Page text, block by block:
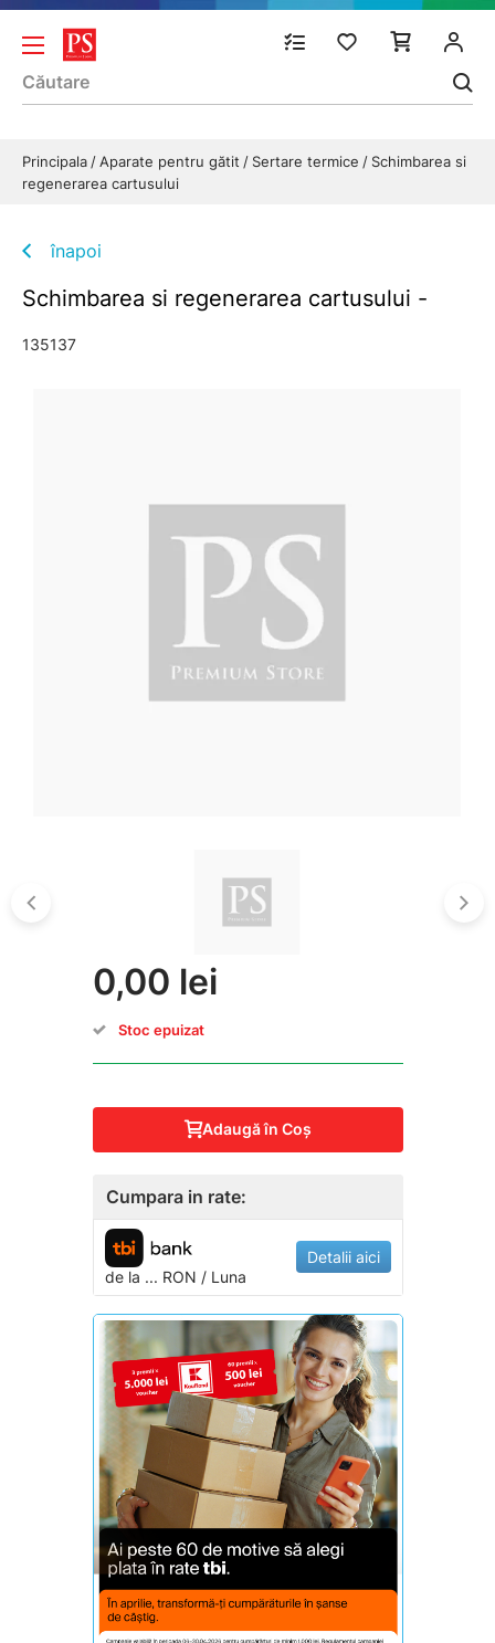
Principala Aparate pentru gătit Sertare termice
Schimbarea si
regenerarea cartusului
înapoi
Schimbarea si regenerarea cartusului -
135137
0,00 lei
Stoc epuizat
Adaugă în Coş
Cumpara in rate:
de la ... RON / Luna
Detalii aici